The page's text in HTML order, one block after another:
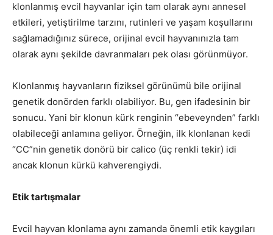
klonlanmış evcil hayvanlar için tam olarak aynı annesel
etkileri, yetiştirilme tarzını, rutinleri ve yaşam koşullarını
sağlamadığınız sürece, orijinal evcil hayvanınızla tam
olarak aynı şekilde davranmaları pek olası görünmüyor.
Klonlanmış hayvanların fiziksel görünümü bile orijinal
genetik donörden farklı olabiliyor. Bu, gen ifadesinin bir
sonucu. Yani bir klonun kürk renginin “ebeveynden” farklı
olabileceği anlamına geliyor. Örneğin, ilk klonlanan kedi
“CC”nin genetik donörü bir calico (üç renkli tekir) idi
ancak klonun kürkü kahverengiydi.
Etik tartışmalar
Evcil hayvan klonlama aynı zamanda önemli etik kaygıları